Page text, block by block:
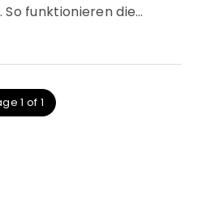
funktionieren die…
1 of 1